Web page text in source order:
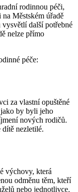
rodinnou péči,
Městském úřadě
vysvětlí další potřebné
nelze přímo
péče:
za vlastní opuštěné
by byli jeho
nových rodičů.
nezletilé.
výchovy, která
odměnu těm, kteří
nebo jednotlivce.